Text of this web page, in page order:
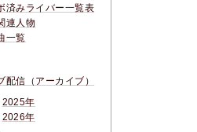
済みライバー一覧表
連人物
一覧
配信（アーカイブ）
2025年
2026年